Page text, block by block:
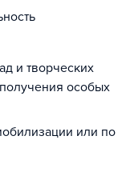
и творческих
особых
или по